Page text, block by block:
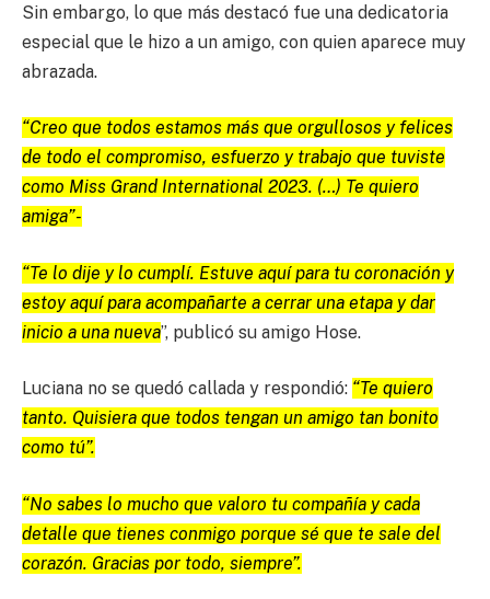
Sin embargo, lo que más destacó fue una dedicatoria
especial que le hizo a un amigo, con quien aparece muy
abrazada.
“Creo que todos estamos más que orgullosos y felices
de todo el compromiso, esfuerzo y trabajo que tuviste
como Miss Grand International 2023. (…) Te quiero
amiga”-
“Te lo dije y lo cumplí. Estuve aquí para tu coronación y
estoy aquí para acompañarte a cerrar una etapa y dar
inicio a una nueva”, publicó su amigo Hose.
Luciana no se quedó callada y respondió: “Te quiero
tanto. Quisiera que todos tengan un amigo tan bonito
como tú”.
“No sabes lo mucho que valoro tu compañía y cada
detalle que tienes conmigo porque sé que te sale del
corazón. Gracias por todo, siempre”.